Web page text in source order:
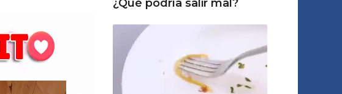
¿Qué podría salir mal?